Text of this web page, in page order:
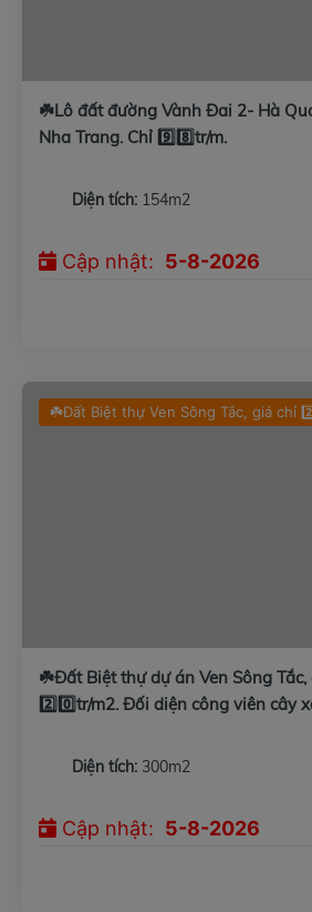
☘️Lô đất đường Vành Đai 2- Hà
Nha Trang. Chỉ 9️⃣8️⃣tr/m.
Diện tích: 154m2
Cập nhật: 5-8-2026
☘️Đất Biệt thự Ven Sông Tắc, giá chỉ
☘️Đất Biệt thự dự án Ven Sông
2️⃣0️⃣tr/m2. Đối diện công viên cây
Diện tích: 300m2
Cập nhật: 5-8-2026